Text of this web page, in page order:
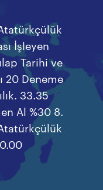
İşleyen
Tarihi ve
20 Deneme
33.35
Al %30 8.